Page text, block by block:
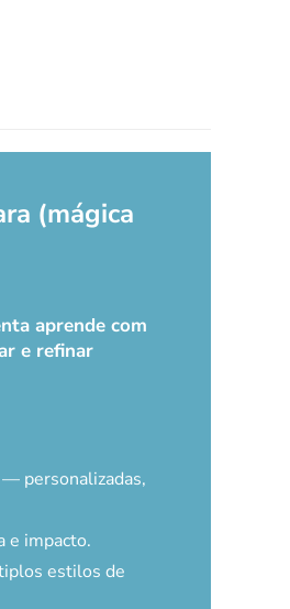
(mágica
aprende com
e refinar
personalizadas,
e impacto.
estilos de